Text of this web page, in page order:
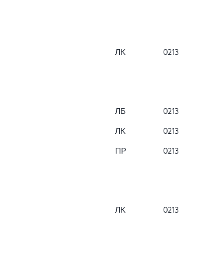
ЛК 0213
ЛБ 0213
ЛК 0213
ПР 0213
ЛК 0213